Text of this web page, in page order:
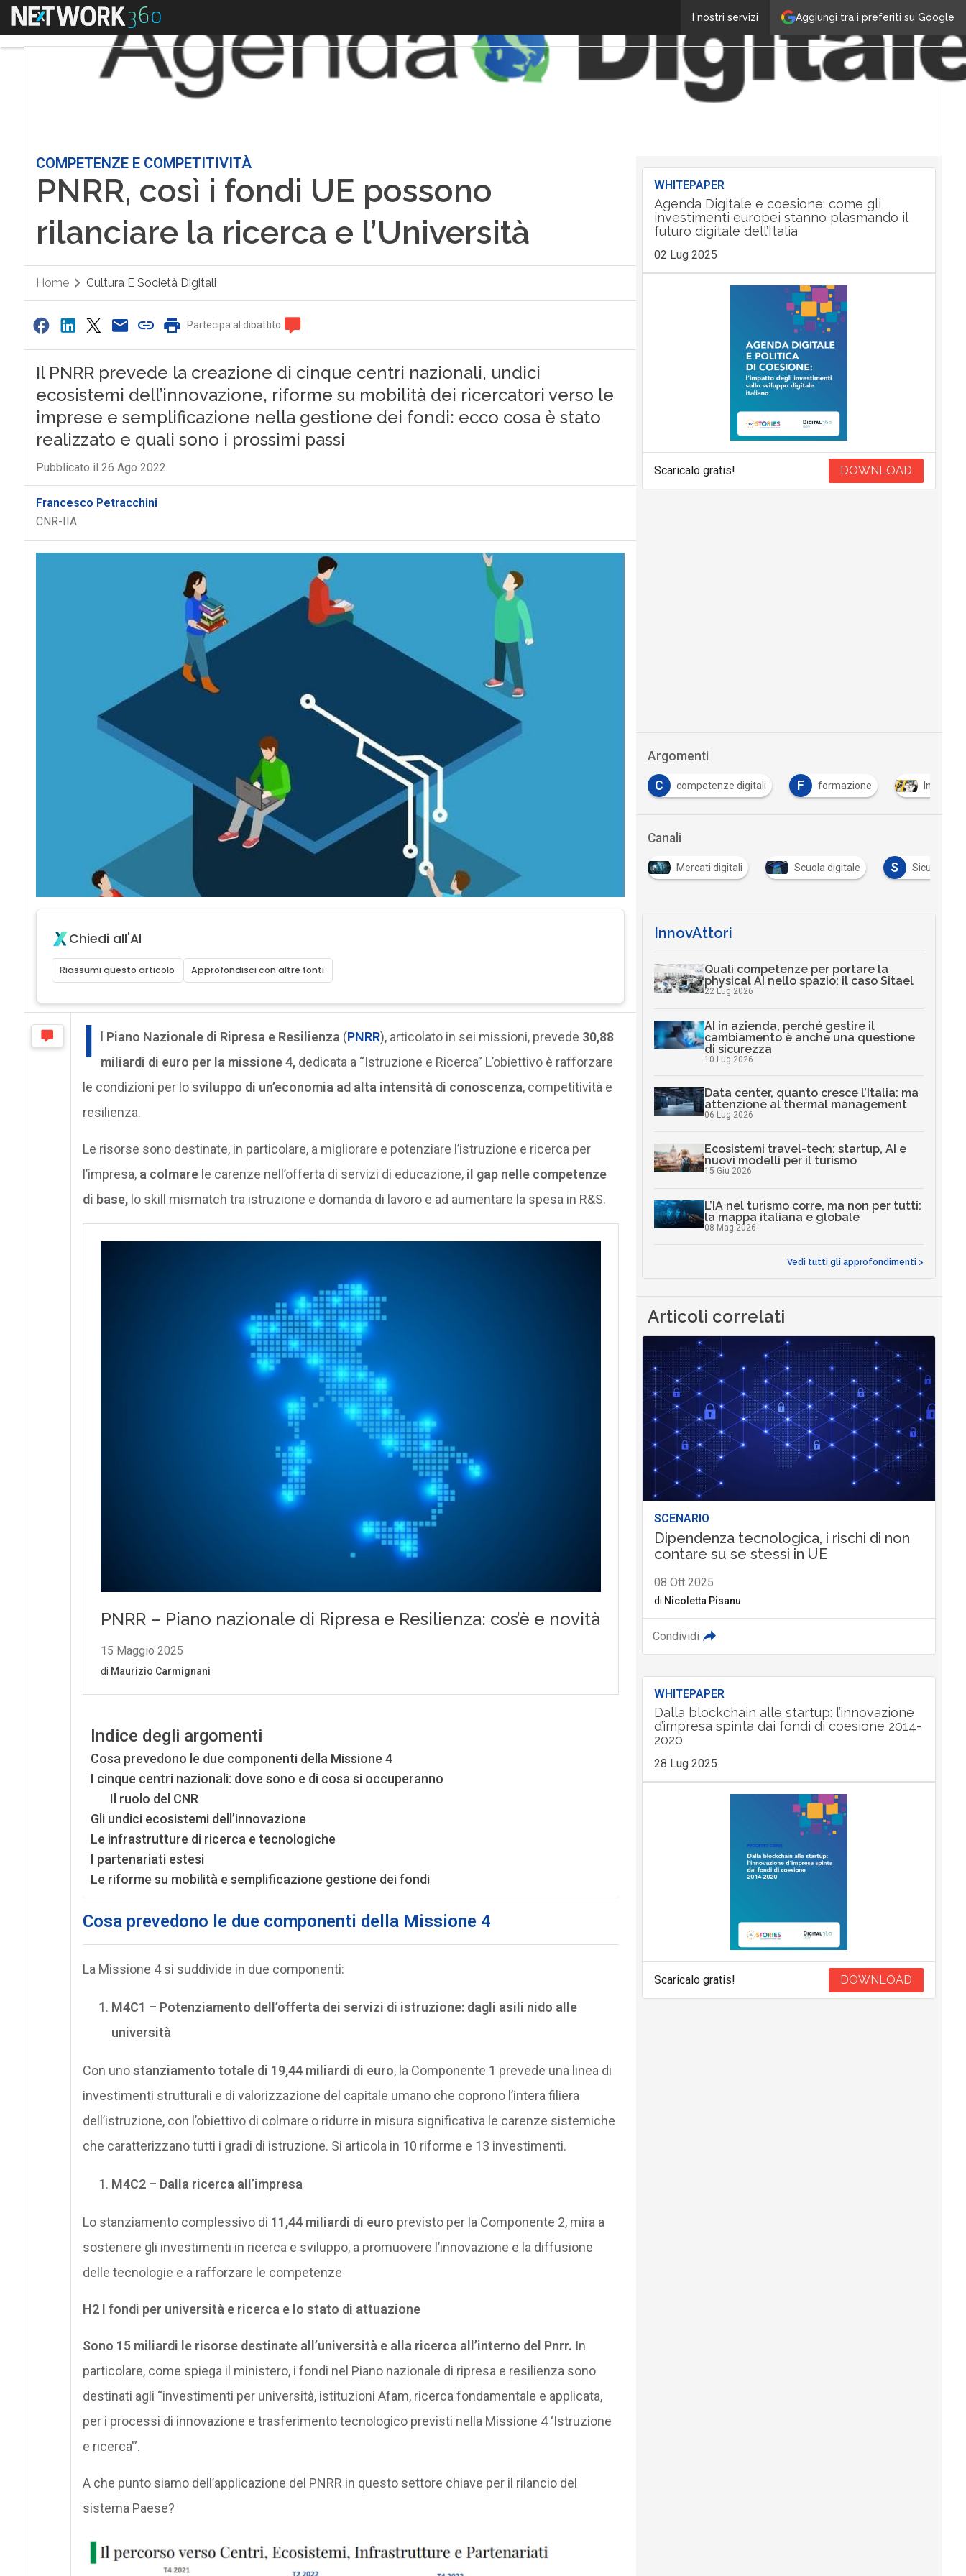
Aggiungi tra i preferiti su Google
I nostri servizi
Menu
COMPETENZE E COMPETITIVITÀ
PNRR, così i fondi UE possono
rilanciare la ricerca e l’Università
Home Cultura E Società Digitali
Partecipa al dibattito
Il PNRR prevede la creazione di cinque centri nazionali, undici
ecosistemi dell’innovazione, riforme su mobilità dei ricercatori verso le
imprese e semplificazione nella gestione dei fondi: ecco cosa è stato
realizzato e quali sono i prossimi passi
Pubblicato il 26 Ago 2022
Francesco Petracchini
CNR-IIA
Chiedi all'AI
Riassumi questo articolo Approfondisci con altre fonti
I l Piano Nazionale di Ripresa e Resilienza (PNRR), articolato in sei missioni, prevede 30,88
miliardi di euro per la missione 4,dedicata a “Istruzione e Ricerca” L’obiettivo è rafforzare
le condizioni per lo sviluppo di un’economia ad alta intensità di conoscenza, competitività e
resilienza.
Le risorse sono destinate, in particolare, a migliorare e potenziare l’istruzione e ricerca per
l’impresa, a colmarele carenze nell’offerta di servizi di educazione, il gap nelle competenze
di base,lo skill mismatch tra istruzione e domanda di lavoro e ad aumentare la spesa in R&S.
Indice degli argomenti
Cosa prevedono le due componenti della Missione 4
I cinque centri nazionali: dove sono e di cosa si occuperanno
Il ruolo del CNR
Gli undici ecosistemi dell’innovazione
Le infrastrutture di ricerca e tecnologiche
I partenariati estesi
Le riforme su mobilità e semplificazione gestione dei fondi
Cosa prevedono le due componenti della Missione 4
La Missione 4 si suddivide in due componenti:
M4C1 – Potenziamento dell’offerta dei servizi di istruzione: dagli asili nido alle
università
Con unostanziamento totale di 19,44 miliardi di euro, la Componente 1 prevede una linea di
investimenti strutturali e di valorizzazione del capitale umano che coprono l’intera filiera
dell’istruzione, con l’obiettivo di colmare o ridurre in misura significativa le carenze sistemiche
che caratterizzano tutti i gradi di istruzione. Si articola in 10 riforme e 13 investimenti.
M4C2 – Dalla ricerca all’impresa
Lo stanziamento complessivo di 11,44 miliardi di euro previsto per la Componente 2, mira a
sostenere gli investimenti in ricerca e sviluppo, a promuovere l’innovazione e la diffusione
delle tecnologie e a rafforzare le competenze
H2 I fondi per università e ricerca e lo stato di attuazione
Sono 15 miliardi le risorse destinate all’università e alla ricerca all’interno del Pnrr. In
particolare, come spiega il ministero, i fondi nel Piano nazionale di ripresa e resilienza sono
destinati agli “investimenti per università, istituzioni Afam, ricerca fondamentale e applicata,
per i processi di innovazione e trasferimento tecnologico previsti nella Missione 4 ‘Istruzione
e ricerca’”.
A che punto siamo dell’applicazione del PNRR in questo settore chiave per il rilancio del
sistema Paese?
WHITEPAPER
Agenda Digitale e coesione: come gli
investimenti europei stanno plasmando il
futuro digitale dell’Italia
02 Lug 2025
Scaricalo gratis! DOWNLOAD
Argomenti
C competenze digitali F formazione
Canali
Mercati digitali Scuola digitale S Sicurezza
InnovAttori
Quali competenze per portare la
physical AI nello spazio: il caso Sitael
22 Lug 2026
AI in azienda, perché gestire il
cambiamento è anche una questione
di sicurezza
10 Lug 2026
Data center, quanto cresce l’Italia: ma
attenzione al thermal management
06 Lug 2026
Ecosistemi travel-tech: startup, AI e
nuovi modelli per il turismo
15 Giu 2026
L’IA nel turismo corre, ma non per tutti:
la mappa italiana e globale
08 Mag 2026
Vedi tutti gli approfondimenti >
Articoli correlati
SCENARIO
Dipendenza tecnologica, i rischi di non
contare su se stessi in UE
08 Ott 2025
di Nicoletta Pisanu
Condividi
WHITEPAPER
Dalla blockchain alle startup: l’innovazione
d’impresa spinta dai fondi di coesione 2014-
2020
28 Lug 2025
Scaricalo gratis! DOWNLOAD